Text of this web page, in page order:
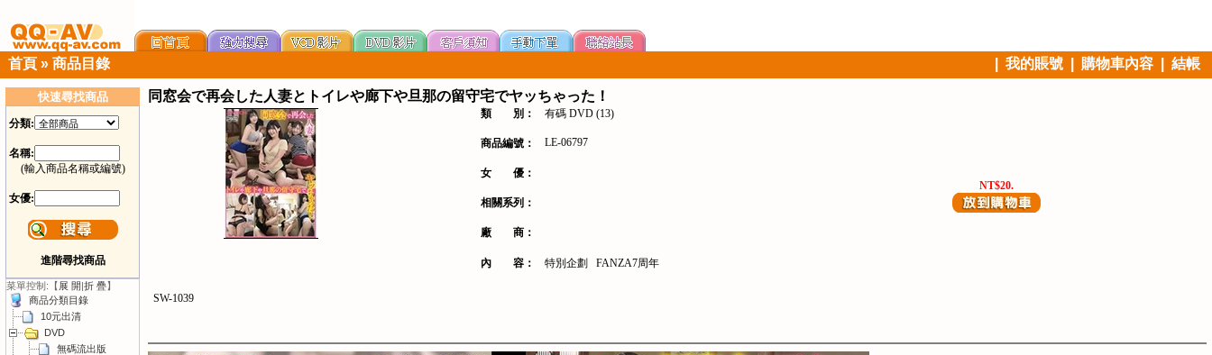
首頁 » 商品目錄 我的賬號 購物車內容 結帳
快速尋找商品
分類:
名稱:
(輸入商品名稱或編號)
女優:
進階尋找商品
菜單控制:【展 開|折 疊】
商品分類目錄
10元出清
DVD
無碼流出版
同窓会で再会した人妻とトイレや廊下や旦那の留守宅でヤッちゃった！
類 別： 有碼 DVD (13)
商品編號： LE-06797
女 優：
相關系列：
廠 商：
內 容： 特別企劃 FANZA7周年
NT$20.
SW-1039